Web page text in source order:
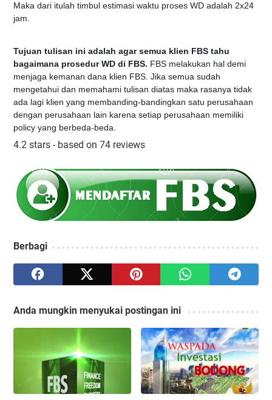
Maka dari itulah timbul estimasi waktu proses WD adalah 2x24
jam.
Tujuan tulisan ini adalah agar semua klien FBS tahu
bagaimana prosedur WD di FBS. FBS melakukan hal demi
menjaga kemanan dana klien FBS. Jika semua sudah
mengetahui dan memahami tulisan diatas maka rasanya tidak
ada lagi klien yang membanding-bandingkan satu perusahaan
dengan perusahaan lain karena setiap perusahaan memiliki
policy yang berbeda-beda.
4.2 stars - based on 74 reviews
Berbagi
Anda mungkin menyukai postingan ini